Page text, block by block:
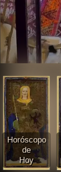
Horóscopo
de
Hoy